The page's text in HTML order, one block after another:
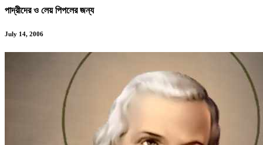
পাদ্রীদের ও লেয় পিপলের জন্য
July 14, 2006